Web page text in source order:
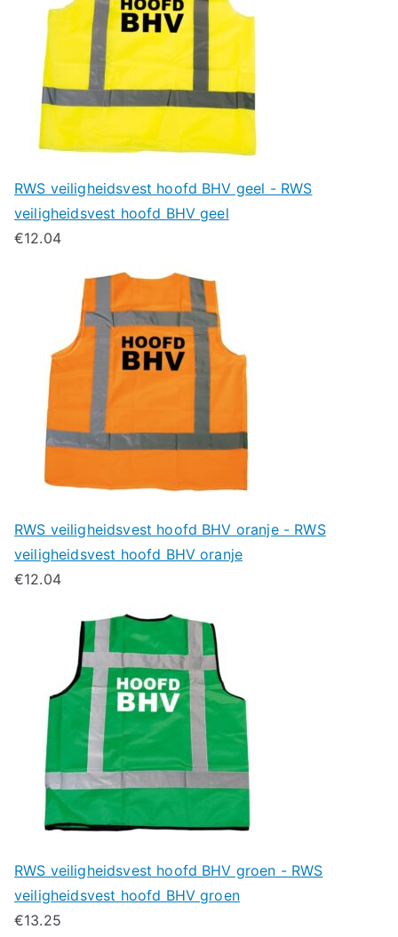
RWS veiligheidsvest hoofd BHV geel - RWS
veiligheidsvest hoofd BHV geel
€12.04
RWS veiligheidsvest hoofd BHV oranje - RWS
veiligheidsvest hoofd BHV oranje
€12.04
RWS veiligheidsvest hoofd BHV groen - RWS
veiligheidsvest hoofd BHV groen
€13.25